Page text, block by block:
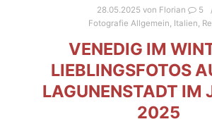
28.05.2025 von Florian
5
Fotografie Allgemein, Italien,
VENEDIG IM
LIEBLINGSFOTOS
LAGUNENSTADT IM
2025